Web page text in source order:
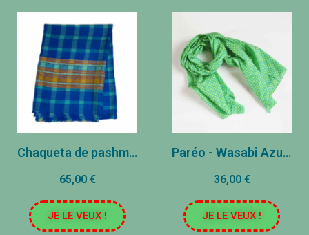
Chaqueta de pashmina - azules y azules verdes
65,00 €
JE LE VEUX !
Paréo - Wasabi Azul de Aruba
36,00 €
JE LE VEUX !